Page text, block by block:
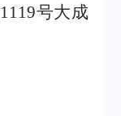
1119号大成